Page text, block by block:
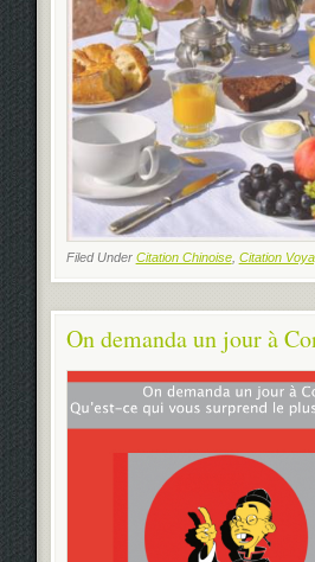
Filed Under Citation Chinoise, Citation
On demanda un jour à